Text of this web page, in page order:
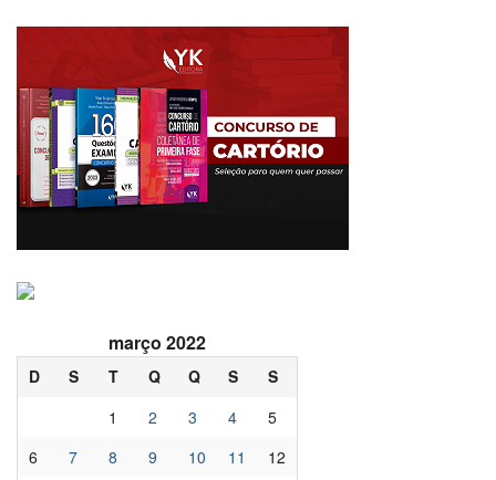
março 2022
D S T Q Q S
S
1
2 3 4
5
6
7 8 9 10 11
12